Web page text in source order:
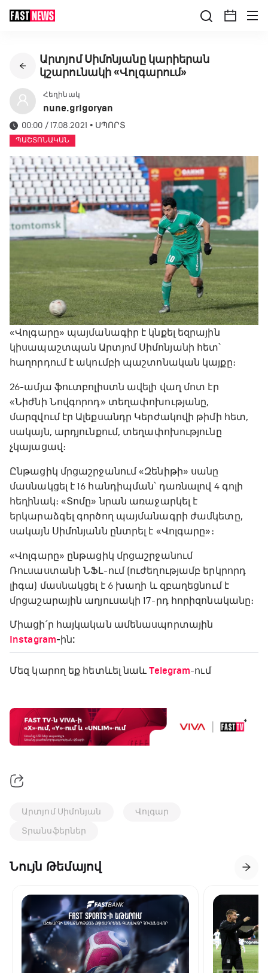
Արտյոմ Սիմոնյանը կարիերան
կշարունակի «Վոլգարում»
Հեղինակ
nune.grigoryan
00:00 / 17.08.2021 • ՍՊՈՐՏ
ՊԱՇՏՈՆԱԿԱՆ
«Վոլգարը» պայմանագիր է կնքել եզրային
կիսապաշտպան Արտյոմ Սիմոնյանի հետ՝
հաղորդում է ակումբի պաշտոնական կայքը։
26-ամյա ֆուտբոլիստն ավելի վաղ մոտ էր
«Նիժնի Նովգորոդ» տեղափոխությանը,
մարզվում էր Ալեքսանդր Կերժակովի թիմի հետ,
սակայն, արդյունքում, տեղափոխությունը
չկայացավ։
Ընթացիկ մրցաշրջանում «Զենիթի» սանը
մասնակցել է 16 հանդիպման՝ դառնալով 4 գոլի
հեղինակ։ «Տոմը» նրան առաջարկել է
երկարաձգել գործող պայմանագրի ժամկետը,
սակայն Սիմոնյանն ընտրել է «Վոլգարը»։
«Վոլգարը» ընթացիկ մրցաշրջանում
Ռուսաստանի ՆՖԼ-ում (ուժեղությամբ երկրորդ
լիգա) մասնակցել է 6 խաղի և զբաղեցնում է
մրցաշարային աղյուսակի 17-րդ հորիզոնականը։
Միացի՛ր հայկական ամենասպորտային
Instagram-ին:
Մեզ կարող եք հետևել նաև Telegram-ում
Արտյոմ Սիմոնյան
Վոլգար
Տրանսֆերներ
Նույն Թեմայով